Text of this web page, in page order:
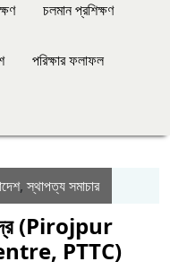
চলমান প্রশিক্ষণ
পরিক্ষার ফলাফল
,স্থাপত্য সমাচার
(Pirojpur
PTTC)